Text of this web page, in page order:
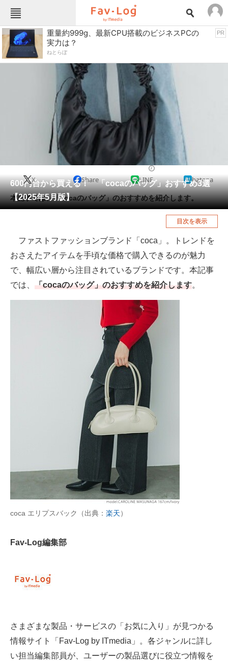
Fav-Logカテゴリー一覧
TOP
インテリア・収納 おもちゃ・ホビー
キッチン家電
ゲーム
コンテンツ・サービス スイーツ・お菓子
スポーツ・レジャー スマホ・携帯電話
パソコン・タブレット ファッション
ペット 家電
工具・DIY 本・DVD・CD
空調・季節家電 美容・コスメ
釣り具・釣り用品 食品・飲料・お酒
食器・グラス・カトラリー
注目記事を集めた総合ページ
スマホと通信の最新トレンド
進化するPCとデバイスの未来
好きが集まる 比べて選べる
ビジネスと働き方のヒント
AI活用のいまが分かる
企業ITのトレンドを詳説
マーケ×ITの今がよく分かる
企業向けIT製品の総合サイト
製造業のIT導入・活用を支援
モノづくり技術者専門サイト
重量約999g、最新CPU搭載のビジネスPCの
実力は？
ねとらぼ
PR
600円台から買える！ 「cocaのバッグ」おすすめ3選
【2025年5月版】
X Share LINE hatena
本記事では、「cocaのバッグ」のおすすめを紹介します。
目次を表示
ファストファッションブランド「coca」。トレンドを
おさえたアイテムを手頃な価格で購入できるのが魅力
で、幅広い層から注目されているブランドです。本記事
では、 「cocaのバッグ」のおすすめを紹介します。
coca エリプスバック（出典： 楽天）
Fav-Log編集部
さまざまな製品・サービスの「お気に入り」が見つかる
情報サイト「Fav-Log by ITmedia」。各ジャンルに詳し
い担当編集部員が、ユーザーの製品選びに役立つ情報を